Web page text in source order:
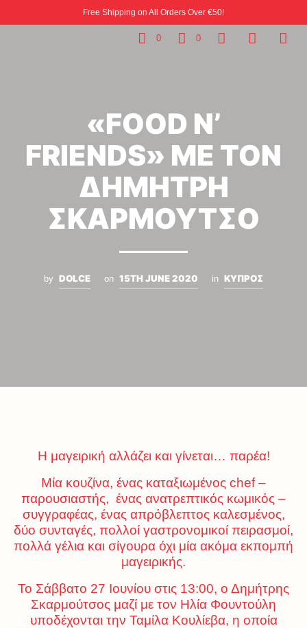
Free Shipping on All Orders Over €50!
0 0
«FOOD N’
FRIENDS» ΜΕ ΤΟΝ
ΔΗΜΗΤΡΗ
ΣΚΑΡΜΟΥΤΣΟ
by DOLCE on 15TH JUNE 2020 in ΚΥΠΡΟΣ
Η μαγειρική αλλάζει και γίνεται… παρέα!
Μία κουζίνα, ένας καταξιωμένος chef –
παρουσιαστής, ένας ανατρεπτικός κωμικός –
συγγραφέας, ένας απρόβλεπτος καλεσμένος,
δύο συνταγές, πολλοί γαστρονομικοί πειρασμοί,
πολλά γέλια και σίγουρα όχι μία ακόμα εκπομπή
μαγειρικής.
Το Σάββατο 27 Ιουνίου στις 13:00, ο Δημήτρης
Σκαρμούτσος μαζί με τον Ηλία Φουντούλη
υποδέχονται την Ταμίλα Κουλίεβα, η οποία